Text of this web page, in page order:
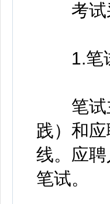
考试采
1.笔
笔试主
践）和
线。应
笔试。